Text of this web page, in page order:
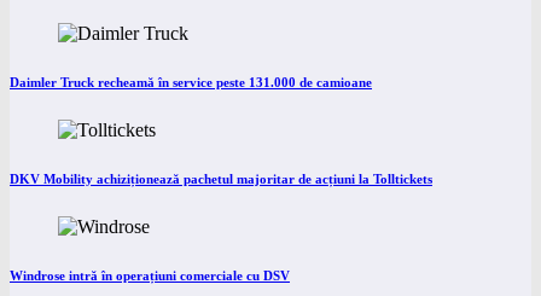
Daimler Truck recheamă în service peste 131.000 de camioane
DKV Mobility achiziționează pachetul majoritar de acțiuni la Tolltickets
Windrose intră în operațiuni comerciale cu DSV